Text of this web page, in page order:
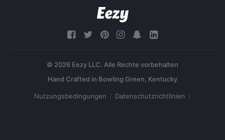
© 2026 Eezy LLC. Alle Rechte vorbehalten
Nutzungsbedingungen Datenschutzrichtlinien